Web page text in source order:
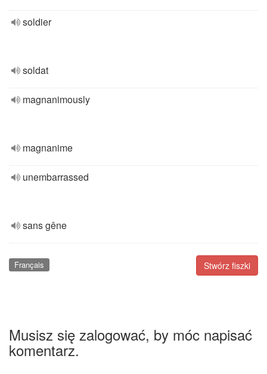
soldier
soldat
magnanimously
magnanime
unembarrassed
sans gêne
Stwórz fiszki
Français
Musisz się zalogować, by móc napisać
komentarz.